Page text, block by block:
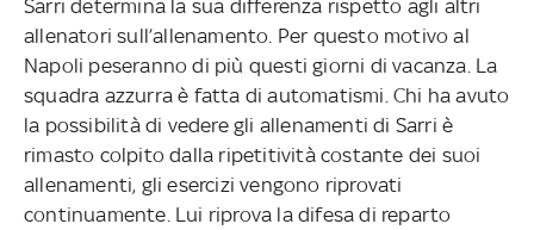
Sarri determina la sua differenza rispetto agli altri
allenatori sull’allenamento. Per questo motivo al
Napoli peseranno di più questi giorni di vacanza. La
squadra azzurra è fatta di automatismi. Chi ha avuto
la possibilità di vedere gli allenamenti di Sarri è
rimasto colpito dalla ripetitività costante dei suoi
allenamenti, gli esercizi vengono riprovati
continuamente. Lui riprova la difesa di reparto